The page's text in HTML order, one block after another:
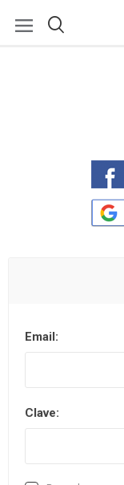
Email:
Clave: